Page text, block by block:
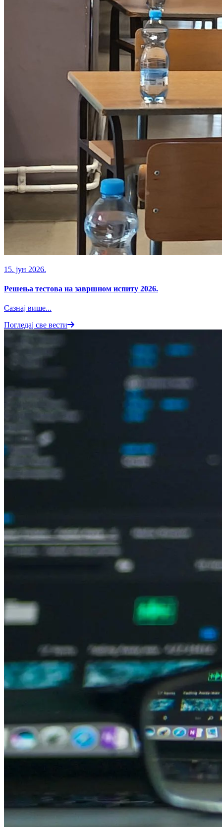
15. јун 2026.
Решења тестова на завршном испиту 2026.
Сазнај више...
Погледај све вести